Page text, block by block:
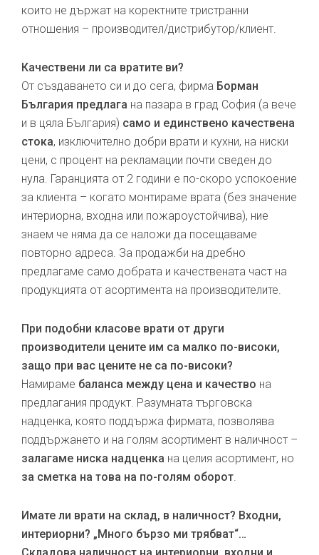
които не държат на коректните тристранни
отношения – производител/дистрибутор/клиент.
Качествени ли са вратите ви?
От създаването си и до сега, фирма Борман
България предлага на пазара в град София (а вече
и в цяла България) само и единствено качествена
стока, изключително добри врати и кухни, на ниски
цени, с процент на рекламации почти сведен до
нула. Гаранцията от 2 години е по-скоро успокоение
за клиента – когато монтираме врата (без значение
интериорна, входна или пожароустойчива), ние
знаем че няма да се наложи да посещаваме
повторно адреса. За продажби на дребно
предлагаме само добрата и качествената част на
продукцията от асортимента на производителите.
При подобни класове врати от други
производители цените им са малко по-високи,
защо при вас цените не са по-високи?
Намираме баланса между цена и качество на
предлагания продукт. Разумната търговска
надценка, която поддържа фирмата, позволява
поддържането и на голям асортимент в наличност –
залагаме ниска надценка на целия асортимент, но
за сметка на това на по-голям оборот.
Имате ли врати на склад, в наличност? Входни,
интериорни? „Много бързо ми трябват“…